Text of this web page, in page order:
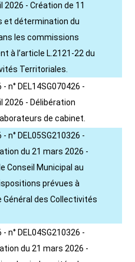
2026 - Création de 11
et détermination du
les commissions
à l’article L.2121-22 du
Territoriales.
n° DEL14SG070426 -
2026 - Délibération
de cabinet.
n° DEL05SG210326 -
du 21 mars 2026 -
Conseil Municipal au
prévues à
Général des Collectivités
n° DEL04SG210326 -
du 21 mars 2026 -